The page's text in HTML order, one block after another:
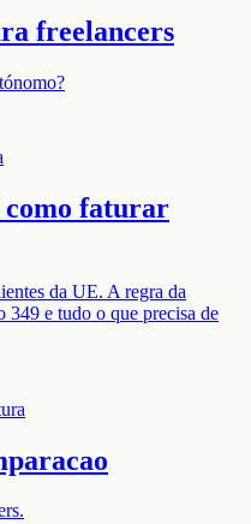
freelancers
faturar
da UE. A regra da
e tudo o que precisa de